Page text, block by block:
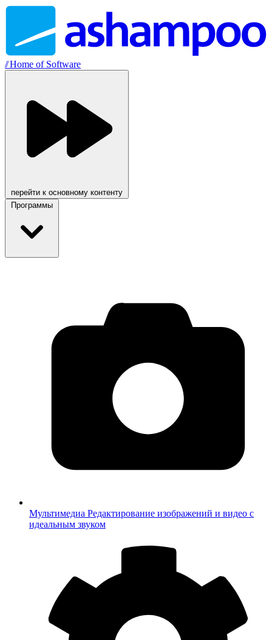
//Home of Software
перейти к основному контенту
Программы
Мультимедиа Редактирование изображений и видео с
идеальным звуком